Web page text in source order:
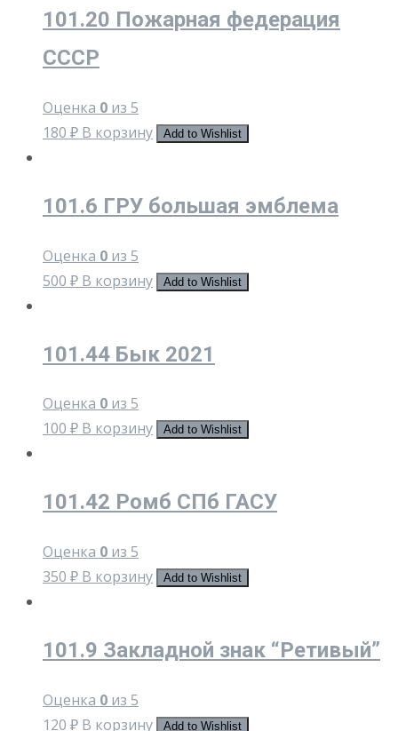
101.20 Пожарная федерация
СССР
Оценка 0 из 5
180 ₽ В корзину Add to Wishlist
101.6 ГРУ большая эмблема
Оценка 0 из 5
500 ₽ В корзину Add to Wishlist
101.44 Бык 2021
Оценка 0 из 5
100 ₽ В корзину Add to Wishlist
101.42 Ромб СПб ГАСУ
Оценка 0 из 5
350 ₽ В корзину Add to Wishlist
101.9 Закладной знак “Ретивый”
Оценка 0 из 5
120 ₽ В корзину Add to Wishlist